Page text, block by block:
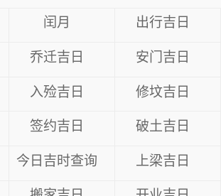
闰月 出行吉日
乔迁吉日 安门吉日
入殓吉日 修坟吉日
签约吉日 破土吉日
今日吉时查询 上梁吉日